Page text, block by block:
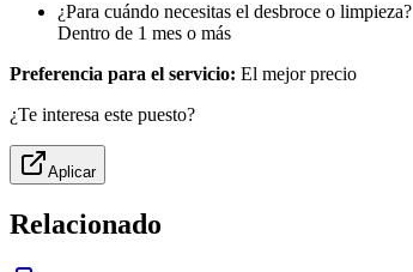
¿Para cuándo necesitas el desbroce o limpieza?
Dentro de 1 mes o más
Preferencia para el servicio: El mejor precio
¿Te interesa este puesto?
Aplicar
Relacionado